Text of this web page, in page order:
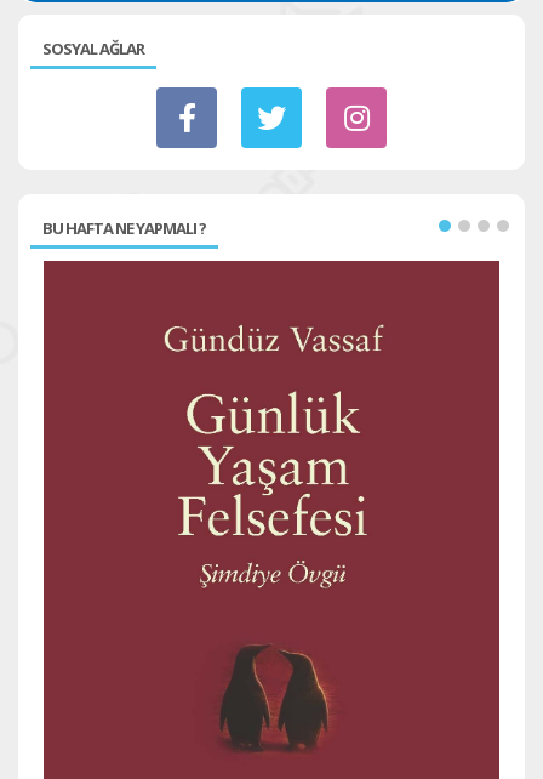
SOSYAL AĞLAR
BU HAFTA NE YAPMALI ?